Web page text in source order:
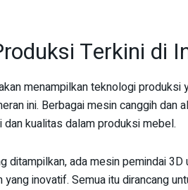
Terkini di
menampilkan teknologi produksi
ini. Berbagai mesin canggih
kualitas dalam produksi mebel.
ditampilkan, ada mesin pemindai
yang inovatif. Semua itu dirancang